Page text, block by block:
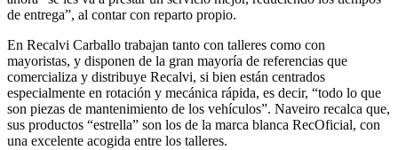
de entrega”, al contar con reparto propio.
En Recalvi Carballo trabajan tanto con talleres como con
mayoristas, y disponen de la gran mayoría de referencias que
comercializa y distribuye Recalvi, si bien están centrados
especialmente en rotación y mecánica rápida, es decir, “todo lo que
son piezas de mantenimiento de los vehículos”. Naveiro recalca que,
sus productos “estrella” son los de la marca blanca RecOficial, con
una excelente acogida entre los talleres.